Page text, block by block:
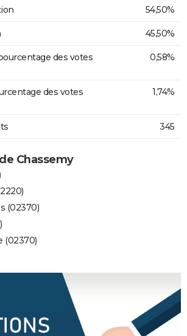
54,50%
45,50%
des votes
0,58%
des votes
1,74%
345
Chassemy
(02370)
(02370)